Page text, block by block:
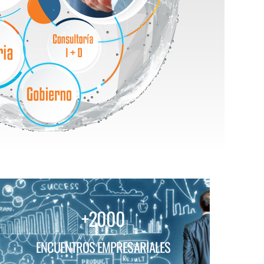
+2000
ENCUENTROS EMPRESARIALES